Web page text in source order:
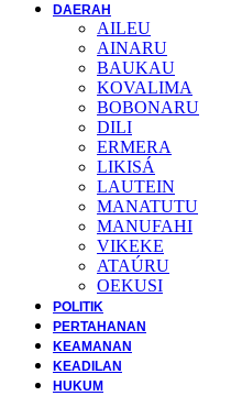
DAERAH
AILEU
AINARU
BAUKAU
KOVALIMA
BOBONARU
DILI
ERMERA
LIKISÁ
LAUTEIN
MANATUTU
MANUFAHI
VIKEKE
ATAÚRU
OEKUSI
POLITIK
PERTAHANAN
KEAMANAN
KEADILAN
HUKUM